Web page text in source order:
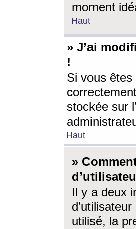
moment
Haut
» J’ai
!
Si vous êtes
stockée sur
Haut
»
Il y a deux
utilisé, la